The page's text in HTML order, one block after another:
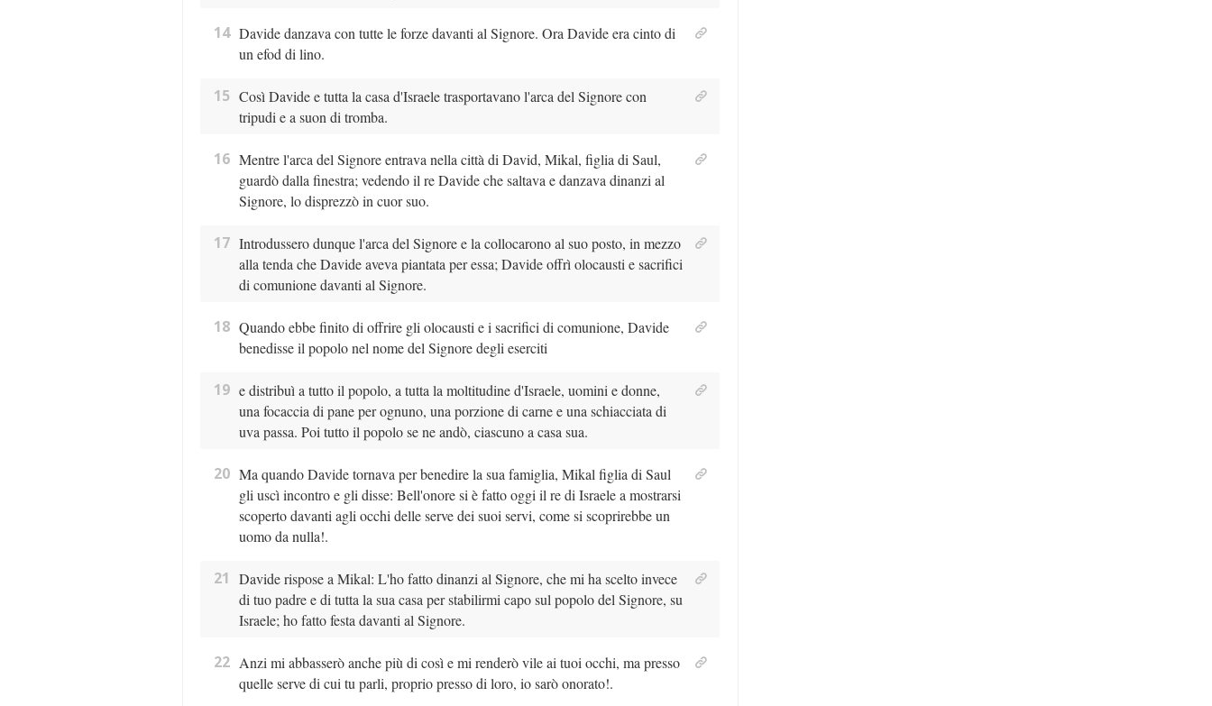
14 Davide danzava con tutte le forze davanti al Signore. Ora Davide era cinto di
un efod di lino.
15 Così Davide e tutta la casa d'Israele trasportavano l'arca del Signore con
tripudi e a suon di tromba.
16 Mentre l'arca del Signore entrava nella città di David, Mikal, figlia di Saul,
guardò dalla finestra; vedendo il re Davide che saltava e danzava dinanzi al
Signore, lo disprezzò in cuor suo.
17 Introdussero dunque l'arca del Signore e la collocarono al suo posto, in mezzo
alla tenda che Davide aveva piantata per essa; Davide offrì olocausti e sacrifici
di comunione davanti al Signore.
18 Quando ebbe finito di offrire gli olocausti e i sacrifici di comunione, Davide
benedisse il popolo nel nome del Signore degli eserciti
19 e distribuì a tutto il popolo, a tutta la moltitudine d'Israele, uomini e donne,
una focaccia di pane per ognuno, una porzione di carne e una schiacciata di
uva passa. Poi tutto il popolo se ne andò, ciascuno a casa sua.
20 Ma quando Davide tornava per benedire la sua famiglia, Mikal figlia di Saul
gli uscì incontro e gli disse: Bell'onore si è fatto oggi il re di Israele a mostrarsi
scoperto davanti agli occhi delle serve dei suoi servi, come si scoprirebbe un
uomo da nulla!.
21 Davide rispose a Mikal: L'ho fatto dinanzi al Signore, che mi ha scelto invece
di tuo padre e di tutta la sua casa per stabilirmi capo sul popolo del Signore, su
Israele; ho fatto festa davanti al Signore.
22 Anzi mi abbasserò anche più di così e mi renderò vile ai tuoi occhi, ma presso
quelle serve di cui tu parli, proprio presso di loro, io sarò onorato!.